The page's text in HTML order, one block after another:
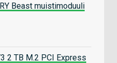
Beast muistimoduuli
2 TB M.2 PCI Express